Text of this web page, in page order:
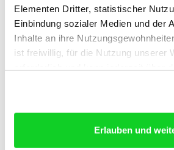
Elementen Dritter, statistischer
Einbindung sozialer Medien und der
Inhalte an ihre
ist freiwillig, für die Nutzung unserer
Erlauben und
ermöglicht nicht das Festhalten
rechtswidrigen Einsatzpraxis.
der neue Absatz 3 Satz 2 und 3
Fortführung der rechtswidrigen
eines erklärten Widerspruchs
und Leiharbeitnehmerin oder
kommt. In diesen Fällen entsteht
ein Arbeitsverhältnis zum